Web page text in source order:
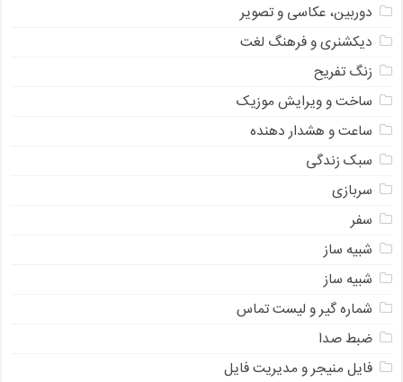
دوربین، عکاسی و تصویر
دیکشنری و فرهنگ لغت
زنگ تفریح
ساخت و ویرایش موزیک
ساعت و هشدار دهنده
سبک زندگی
سربازی
سفر
شبیه ساز
شبیه ساز
شماره گیر و لیست تماس
ضبط صدا
فایل منیجر و مدیریت فایل